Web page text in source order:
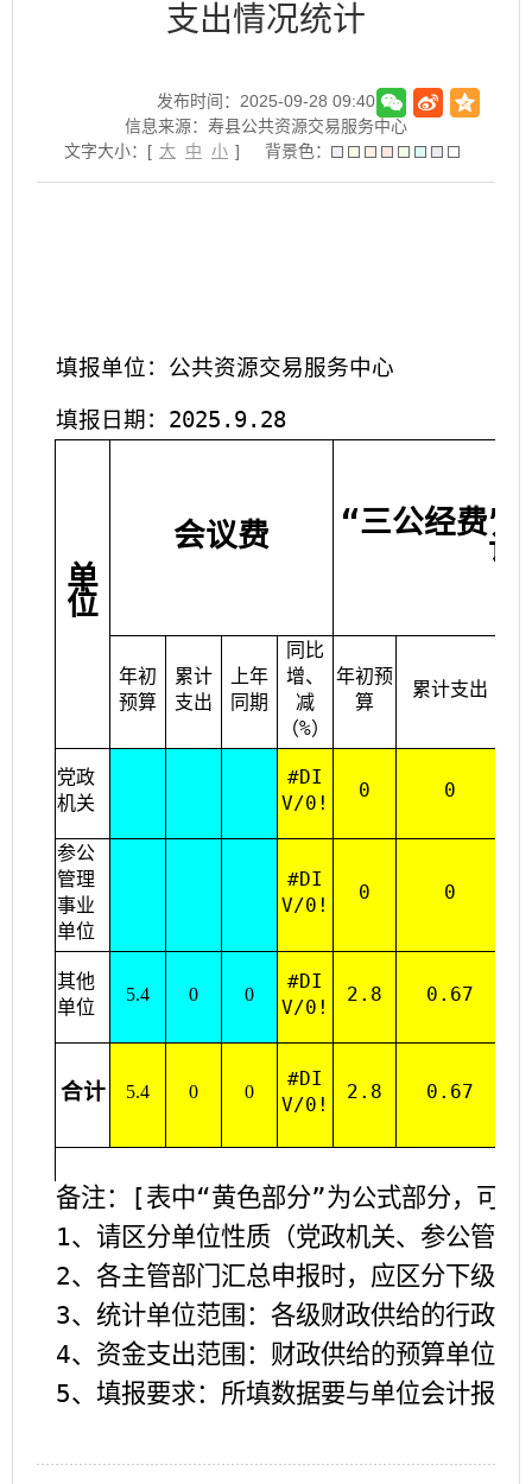
支出情况统计
发布时间：2025-09-28 09:40
信息来源：寿县公共资源交易服务中心
文字大小：[ 大 中 小 ] 背景色：
填报单位：公共资源交易服务中心
填报日期：2025.9.28
单
位
会议费 “三公经费”
计
年初
预算
累计
支出
上年
同期
同比
增、
减
（%）
年初预
算
累计支出
党政
机关
#DI
V/0!
0 0
参公
管理
事业
单位
#DI
V/0!
0 0
其他
单位
5.4 0 0
#DI
V/0!
2.8 0.67
合计 5.4 0 0
#DI
V/0!
2.8 0.67
备注：
[表中“黄色部分”为公式部分，可
1、请区分单位性质（党政机关、参公管
2、各主管部门汇总申报时，应区分下级
3、统计单位范围：各级财政供给的行政
4、资金支出范围：财政供给的预算单位
5、填报要求：所填数据要与单位会计报